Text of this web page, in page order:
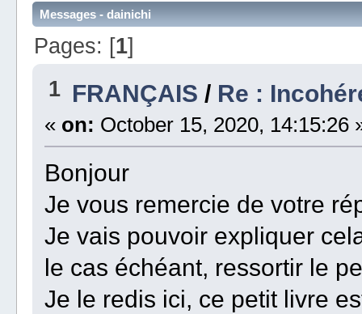
Messages - dainichi
Pages: [1]
1 FRANÇAIS / Re :
« on: October 15, 2020, 14:15:26
Bonjour
Je vous remercie de votre
Je vais pouvoir expliquer
le cas échéant, ressortir le
Je le redis ici, ce petit livre